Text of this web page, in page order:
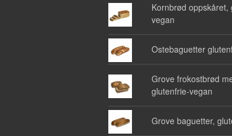
Kornbrød oppskåret,
vegan
Ostebaguetter
Grove frokostbrød
glutenfrie-vegan
Grove baguetter,